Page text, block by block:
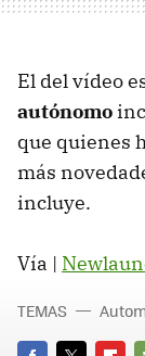
El del vídeo
autónomo
que quienes
más
incluye.
Vía |
TEMAS